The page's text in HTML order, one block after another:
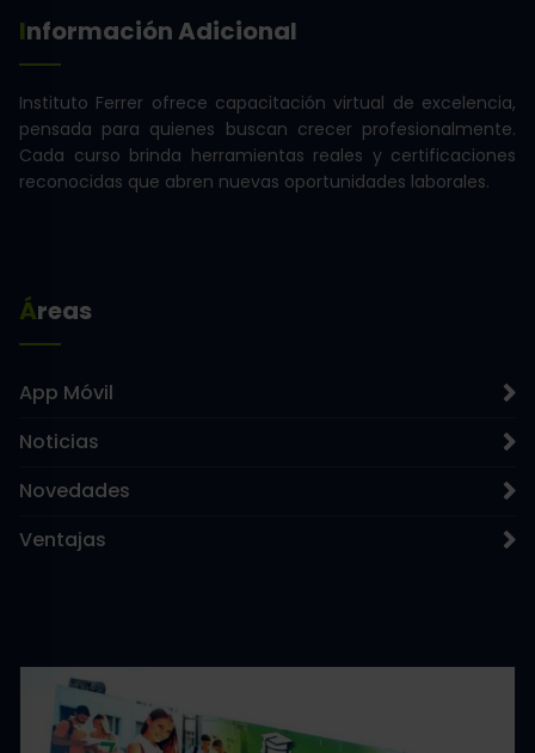
Información Adicional
Instituto Ferrer ofrece capacitación virtual de excelencia,
pensada para quienes buscan crecer profesionalmente.
Cada curso brinda herramientas reales y certificaciones
reconocidas que abren nuevas oportunidades laborales.
Áreas
App Móvil
Noticias
Novedades
Ventajas